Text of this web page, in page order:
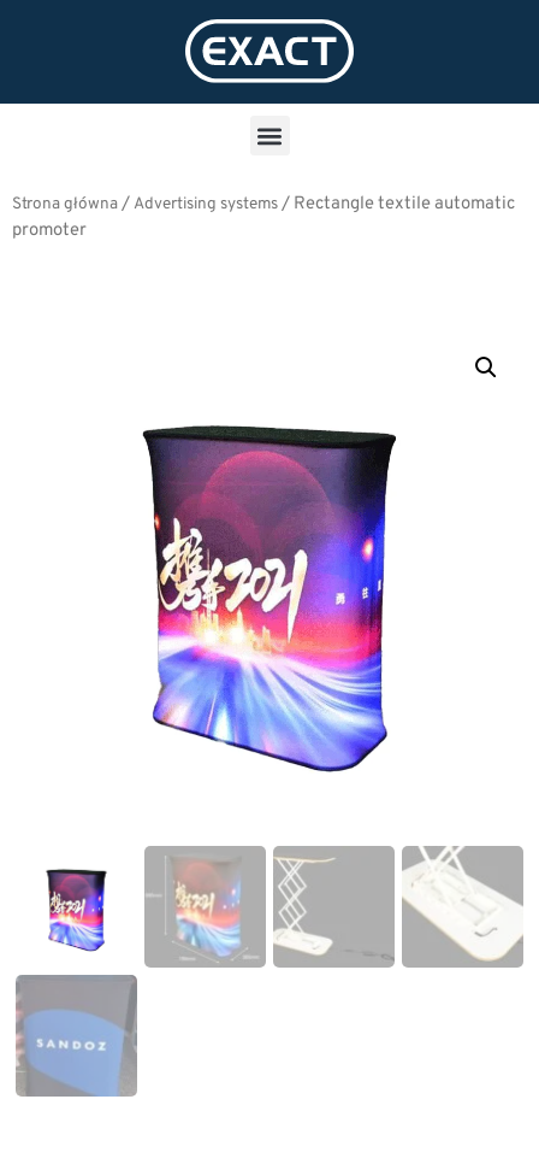
Strona główna/ Advertising systems/ Rectangle textile automatic
promoter